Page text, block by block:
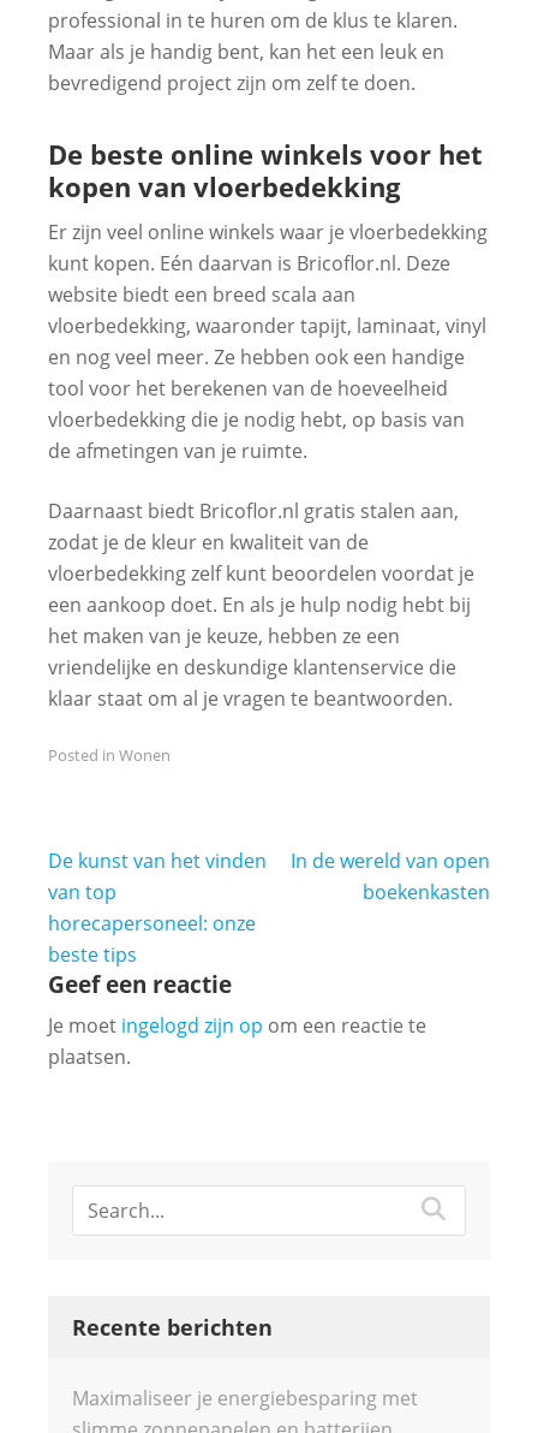
professional in te huren om de klus te klaren.
Maar als je handig bent, kan het een leuk en
bevredigend project zijn om zelf te doen.
De beste online winkels voor het
kopen van vloerbedekking
Er zijn veel online winkels waar je vloerbedekking
kunt kopen. Eén daarvan is Bricoflor.nl. Deze
website biedt een breed scala aan
vloerbedekking, waaronder tapijt, laminaat, vinyl
en nog veel meer. Ze hebben ook een handige
tool voor het berekenen van de hoeveelheid
vloerbedekking die je nodig hebt, op basis van
de afmetingen van je ruimte.
Daarnaast biedt Bricoflor.nl gratis stalen aan,
zodat je de kleur en kwaliteit van de
vloerbedekking zelf kunt beoordelen voordat je
een aankoop doet. En als je hulp nodig hebt bij
het maken van je keuze, hebben ze een
vriendelijke en deskundige klantenservice die
klaar staat om al je vragen te beantwoorden.
Posted in Wonen
Bericht
navigatie
De kunst van het vinden
van top
horecapersoneel: onze
beste tips
In de wereld van open
boekenkasten
Geef een reactie
Je moet ingelogd zijn op om een reactie te
plaatsen.
Recente berichten
Maximaliseer je energiebesparing met